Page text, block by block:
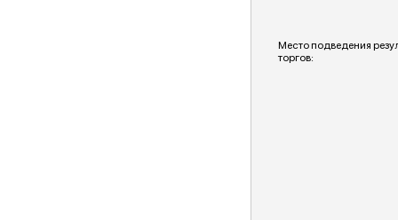
Место подведения
торгов: